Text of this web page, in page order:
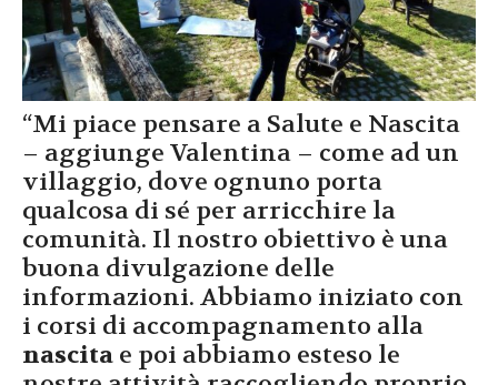
“Mi piace pensare a Salute e Nascita
– aggiunge Valentina – come ad un
villaggio, dove ognuno porta
qualcosa di sé per arricchire la
comunità. Il nostro obiettivo è una
buona divulgazione delle
informazioni. Abbiamo iniziato con
i corsi di accompagnamento alla
nascita e poi abbiamo esteso le